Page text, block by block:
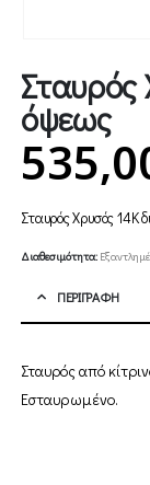
Σταυρός
όψεως
Σταυρός Χρυσός 14Κ
Διαθεσιμότητα:
ΠΕΡΙΓΡΑΦΉ
Σταυρός από
Εσταυρωμένο.